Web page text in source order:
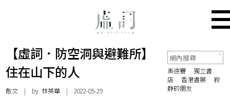
【虛詞．防空洞與避難所】
住在山下的人
散文 | by 林英華 | 2022-05-29
奧德賽
獨立書
店
香港書展
寂
靜的朋友